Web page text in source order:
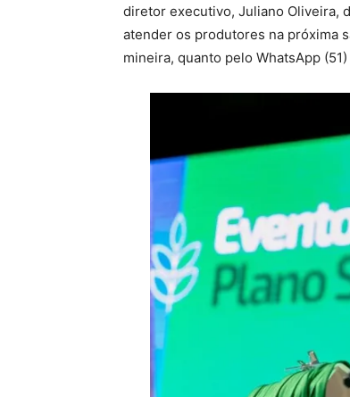
diretor executivo, Juliano Oliveira,
atender os produtores na próxima
mineira, quanto pelo WhatsApp